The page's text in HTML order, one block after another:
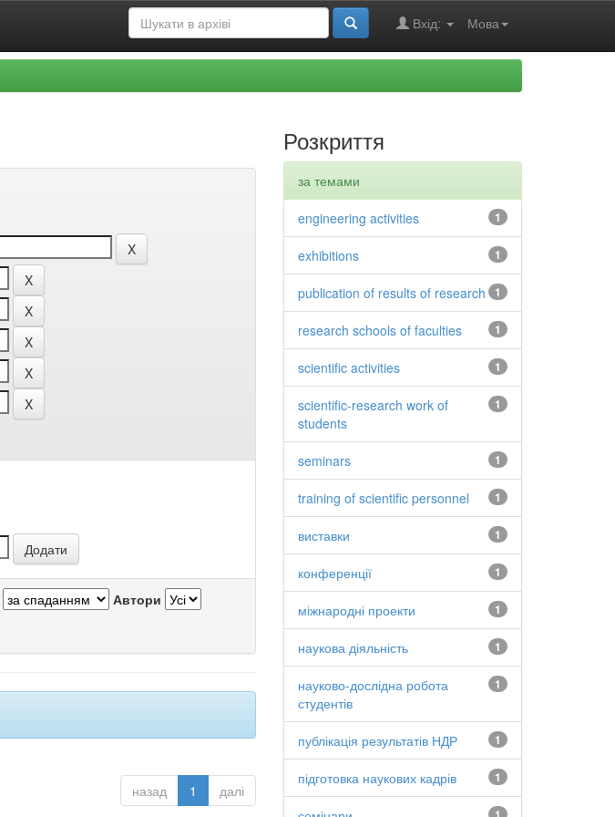
Мова
Вхід:
Автори
назад 1 далі
Розкриття
за темами
1
engineering activities
1
exhibitions
1
publication of results of research
1
research schools of faculties
1
scientific activities
1
scientific-research work of
students
1
seminars
1
training of scientific personnel
1
виставки
1
конференції
1
міжнародні проекти
1
наукова діяльність
1
науково-дослідна робота
студентів
1
публікація результатів НДР
1
підготовка наукових кадрів